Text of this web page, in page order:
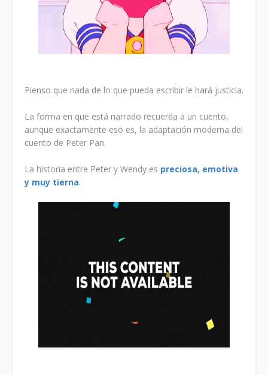
Pienso que nada de lo que pueda escribir le hará justicia.
La forma en que está narrado recuerda a un cuento,
aunque exactamente eso es, la adaptación moderna del
cuento de Peter Pan.
La historia entre Peter y Wendy es preciosa, emotiva
y muy tierna.